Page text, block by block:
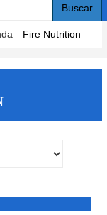
Buscar
Fire Nutrition